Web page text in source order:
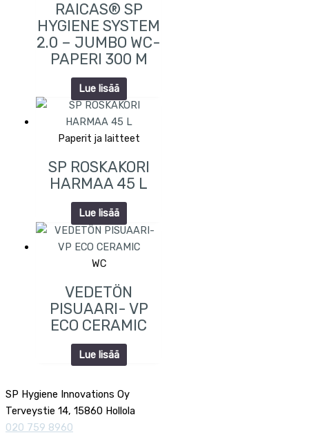
RAICAS® SP
HYGIENE SYSTEM
2.0 – JUMBO WC-
PAPERI 300 M
Lue lisää
Paperit ja laitteet
SP ROSKAKORI
HARMAA 45 L
Lue lisää
WC
VEDETÖN
PISUAARI- VP
ECO CERAMIC
Lue lisää
SP Hygiene Innovations Oy
Terveystie 14, 15860 Hollola
020 759 8960